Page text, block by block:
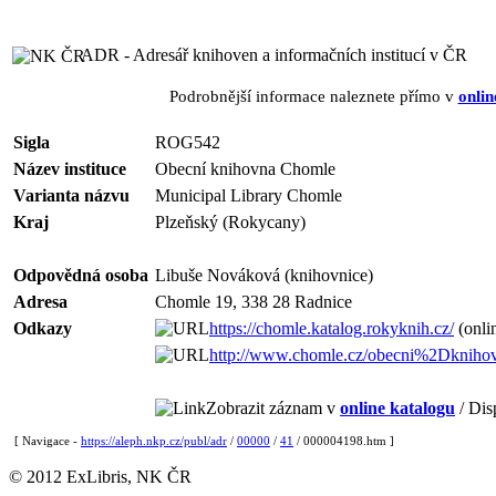
ADR - Adresář knihoven a informačních institucí v ČR
Podrobnější informace naleznete přímo v
Sigla
ROG542
Název instituce
Obecní knihovna Chomle
Varianta názvu
Municipal Library Chomle
Kraj
Plzeňský (Rokycany)
Odpovědná osoba Libuše Nováková (knihovnice)
Adresa
Chomle 19, 338 28 Radnice
Odkazy
https://chomle.katalog.rokyknih.cz/
http://www.chomle.cz/
Zobrazit záznam v online katalogu /
[ Navigace - https://aleph.nkp.cz/publ/adr / 00000 / 41 / 000004198.htm ]
© 2012 ExLibris, NK ČR